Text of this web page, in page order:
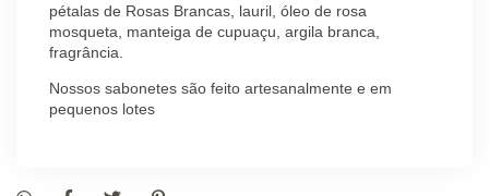
pétalas de Rosas Brancas, lauril, óleo de rosa
mosqueta, manteiga de cupuaçu, argila branca,
fragrância.
Nossos sabonetes são feito artesanalmente e em
pequenos lotes